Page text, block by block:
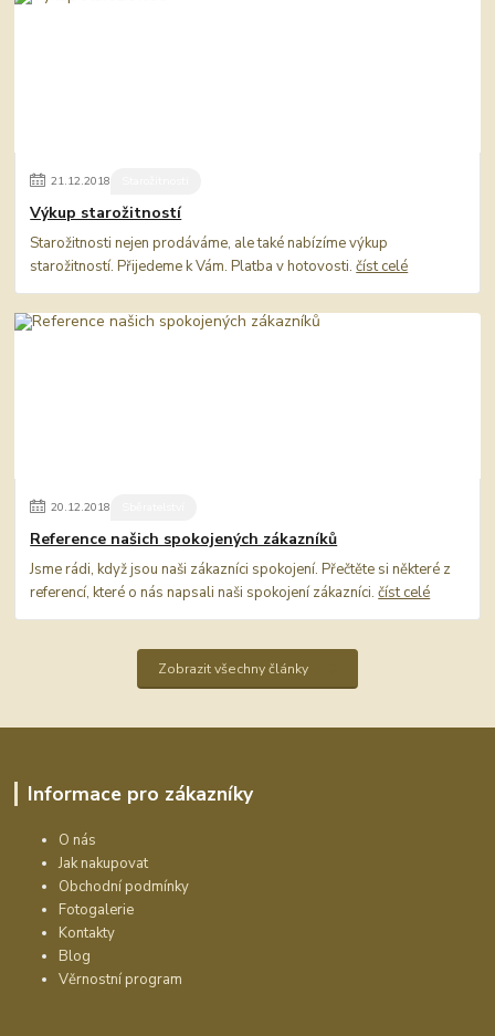
21.12.2018
Výkup starožitností
Starožitnosti nejen prodáváme, ale také nabízíme výkup
starožitností. Přijedeme k Vám. Platba v hotovosti.číst celé
20.12.2018
Reference našich spokojených zákazníků
Jsme rádi, když jsou naši zákazníci spokojení. Přečtěte si některé z
referencí, které o nás napsali naši spokojení zákazníci.číst celé
Zobrazit všechny články
Informace pro zákazníky
O nás
Jak nakupovat
Obchodní podmínky
Fotogalerie
Kontakty
Blog
Věrnostní program